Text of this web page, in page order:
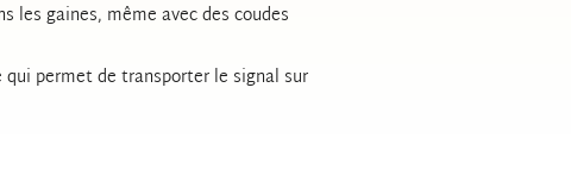
les gaines, même avec des coudes
permet de transporter le signal sur